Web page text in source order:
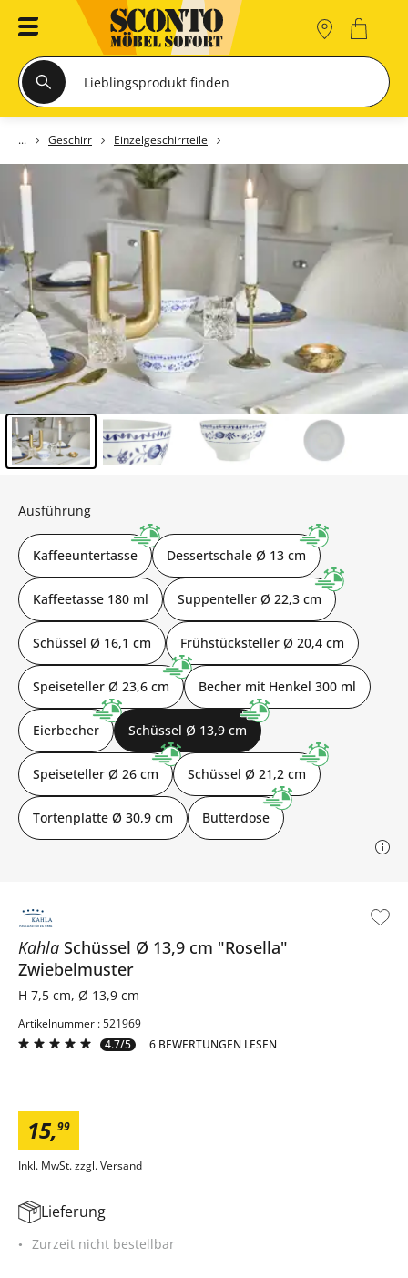
Geschirr Einzelgeschirrteile
Kahla Schüssel Ø 13,9 cm "Rosella"
Zwiebelmuster
H 7,5 cm, Ø 13,9 cm
Artikelnummer : 521969
4.7/5
6 BEWERTUNGEN LESEN
15,99
Inkl. MwSt. zzgl.Versand
Ausführung
Kaffeeuntertasse Dessertschale Ø 13 cm
Kaffeetasse 180 ml Suppenteller Ø 22,3 cm
Schüssel Ø 16,1 cm Frühstücksteller Ø 20,4 cm
Speiseteller Ø 23,6 cm Becher mit Henkel 300 ml
Eierbecher Schüssel Ø 13,9 cm
Speiseteller Ø 26 cm Schüssel Ø 21,2 cm
Tortenplatte Ø 30,9 cm Butterdose
Lieferung
Zurzeit nicht bestellbar